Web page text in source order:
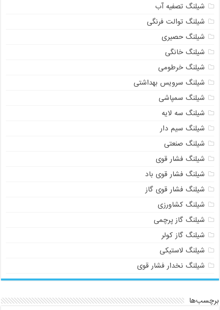
شیلنگ تصفیه آب
شیلنگ توالت فرنگی
شیلنگ حصیری
شیلنگ خانگی
شیلنگ خرطومی
شیلنگ سرویس بهداشتی
شیلنگ سمپاشی
شیلنگ سه لایه
شیلنگ سیم دار
شیلنگ صنعتی
شیلنگ فشار قوی
شیلنگ فشار قوی باد
شیلنگ فشار قوی گاز
شیلنگ کشاورزی
شیلنگ گاز پرچمی
شیلنگ گاز کولر
شیلنگ لاستیکی
شیلنگ نخدار فشار قوی
برچسب‌ها 021-33112528